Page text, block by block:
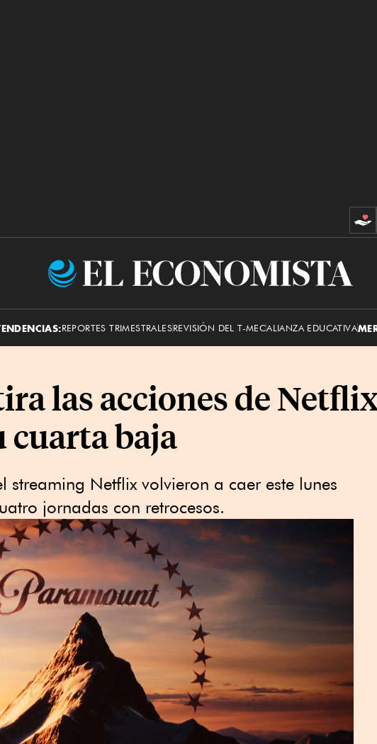
El
REPORTES TRIMESTRALESREVISIÓN DEL T-MECALIANZA EDUCATIVA
las acciones de
cuarta baja
streaming Netflix volvieron a caer este lunes
jornadas con retrocesos.